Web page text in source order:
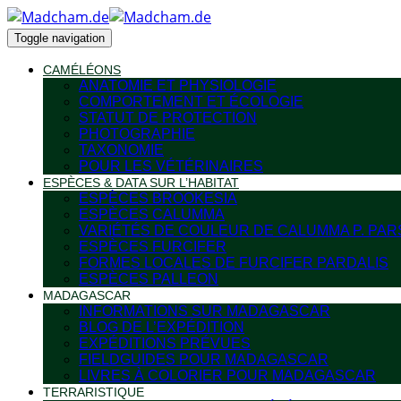
Toggle navigation
CAMÉLÉONS
ANATOMIE ET PHYSIOLOGIE
COMPORTEMENT ET ÉCOLOGIE
STATUT DE PROTECTION
PHOTOGRAPHIE
TAXONOMIE
POUR LES VÉTÉRINAIRES
ESPÈCES & DATA SUR L’HABITAT
ESPÈCES BROOKESIA
ESPÈCES CALUMMA
VARIÉTÉS DE COULEUR DE CALUMMA P.
ESPÈCES FURCIFER
FORMES LOCALES DE FURCIFER PARDALIS
ESPÈCES PALLEON
MADAGASCAR
INFORMATIONS SUR MADAGASCAR
BLOG DE L’EXPÉDITION
EXPÉDITIONS PRÉVUES
FIELDGUIDES POUR MADAGASCAR
LIVRES À COLORIER POUR MADAGASCAR
TERRARISTIQUE